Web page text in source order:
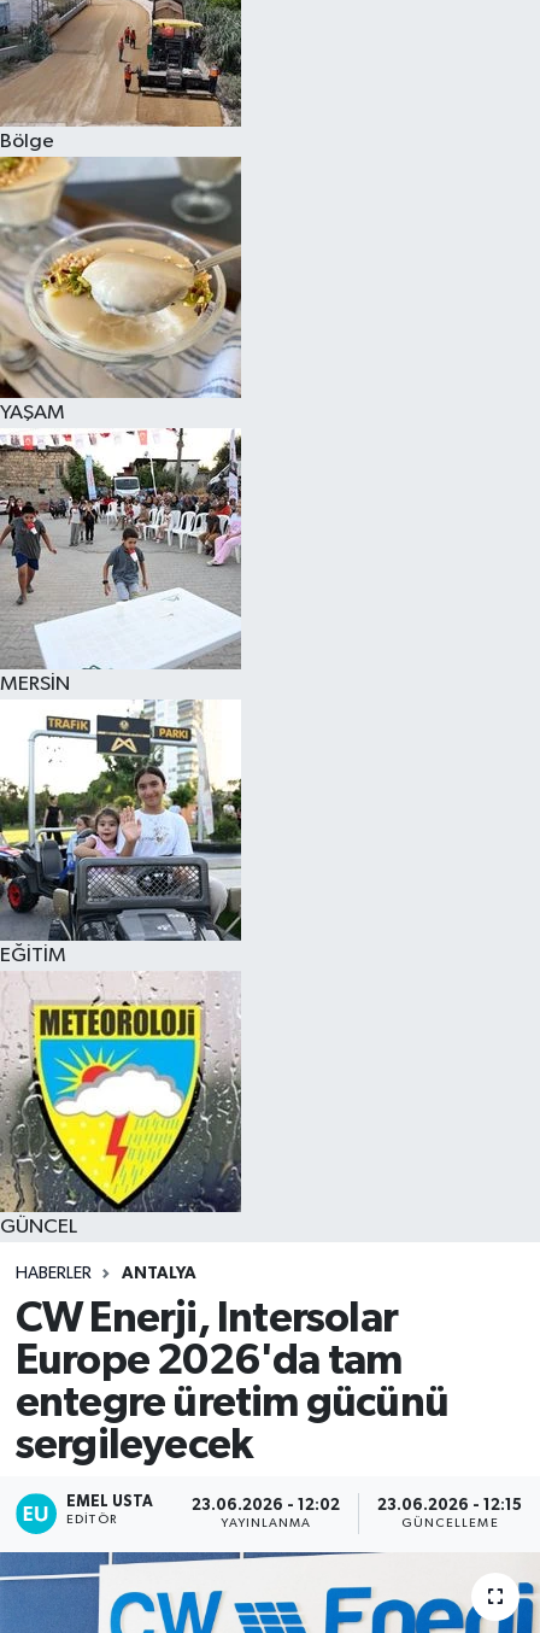
Bölge
YAŞAM
MERSİN
EĞİTİM
GÜNCEL
HABERLER ANTALYA
CW Enerji, Intersolar
Europe 2026'da tam
entegre üretim gücünü
sergileyecek
EMEL USTA
EDITÖR
23.06.2026 - 12:02
YAYINLANMA
23.06.2026 - 12:15
GÜNCELLEME